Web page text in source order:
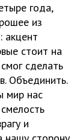
года,
из
акцент
стоит на
сделать
Объединить.
мир нас
и